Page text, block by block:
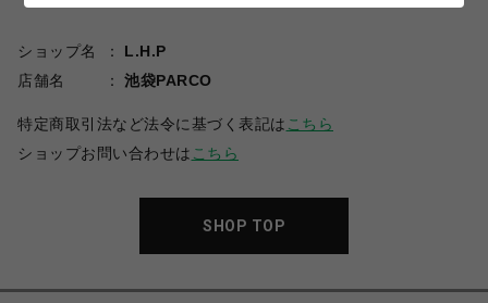
ショップ名
L.H.P
店舗名
池袋PARCO
特定商取引法など法令に基づく表記は こちら
ショップお問い合わせは こちら
SHOP TOP